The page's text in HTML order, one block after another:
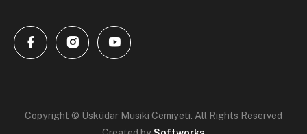
Copyright © Üsküdar Musiki Cemiyeti. All Rights Reserved